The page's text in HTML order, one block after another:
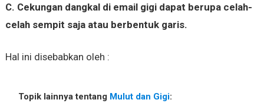
C. Cekungan dangkal di email gigi dapat berupa celah-
celah sempit saja atau berbentuk garis.
Hal ini disebabkan oleh :
Topik lainnya tentang Mulut dan Gigi: